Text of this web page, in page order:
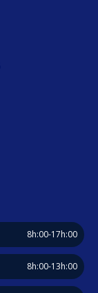
8h:00-17h:00
8h:00-13h:00